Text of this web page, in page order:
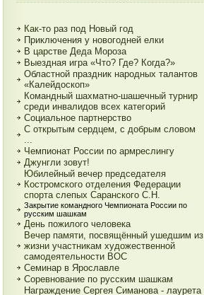
Как-то раз под Новый год
Приключения у новогодней елки
В царстве Деда Мороза
Выездная игра «Что? Где? Когда?»
Областной праздник народных талантов
«Калейдоскоп»
Командный шахматно-шашечный турнир
среди инвалидов всех категорий
Социальное партнерство
С открытым сердцем, с добрым словом
...
Чемпионат России по армреслингу
Джунгли зовут!
Юбилейный вечер председателя
Костромского отделения Федерации
спорта слепых Саранского С.Н.
Закрытие командного Чемпионата России по
русским шашкам
День пожилого человека
Вечер памяти, посвящённый ушедшим из
жизни участникам художественной
самодеятельности ВОС
Семинар в Ярославле
Соревнование по русским шашкам
Награждение Сергея Симанова - лаурета